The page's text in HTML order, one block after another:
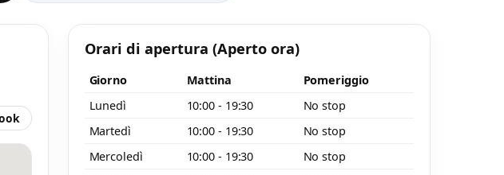
Orari di apertura (Aperto ora)
Giorno Mattina
Pomeriggio
Lunedì
10:00 - 19:30
No stop
Martedì
10:00 - 19:30
No stop
Mercoledì
10:00 - 19:30
No stop
al negozio